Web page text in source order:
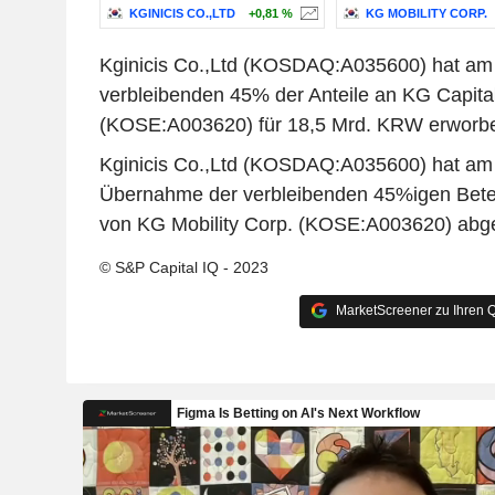
KGINICIS CO.,LTD +0,81 % KG MOBILITY CORP.
Kginicis Co.,Ltd (KOSDAQ:A035600) hat
verbleibenden 45% der Anteile an KG
(KOSE:A003620) für 18,5 Mrd. KRW
Kginicis Co.,Ltd (KOSDAQ:A035600) hat
Übernahme der verbleibenden 45%igen
von KG Mobility Corp. (KOSE:A003620)
© S&P Capital IQ - 2023
MarketScreener zu Ihren